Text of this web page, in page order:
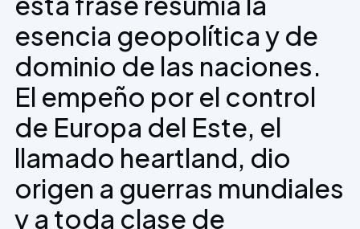
esencia geopolítica y de
dominio de las naciones.
El empeño por el control
de Europa del Este, el
llamado heartland, dio
origen a guerras mundiales
y a toda clase de